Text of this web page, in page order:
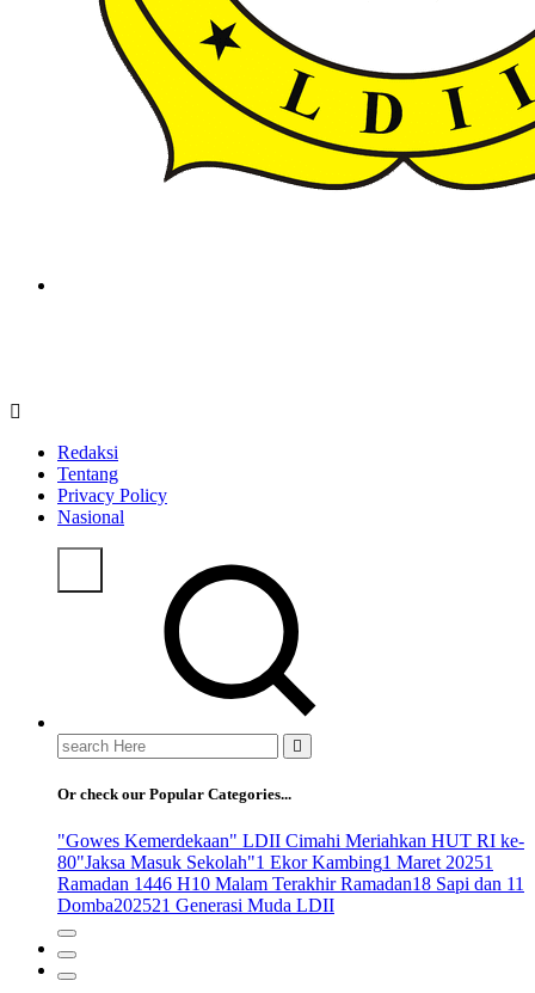
Redaksi
Tentang
Privacy Policy
Nasional
Search
for:
Or check our Popular Categories...
"Gowes Kemerdekaan" LDII Cimahi Meriahkan HUT RI ke-
80"Jaksa Masuk Sekolah"1 Ekor Kambing1 Maret 20251
Ramadan 1446 H10 Malam Terakhir Ramadan18 Sapi dan 11
Domba202521 Generasi Muda LDII